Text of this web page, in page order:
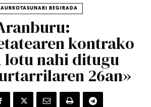
BEGIRADA
kontrako
lotu nahi ditugu
26an»